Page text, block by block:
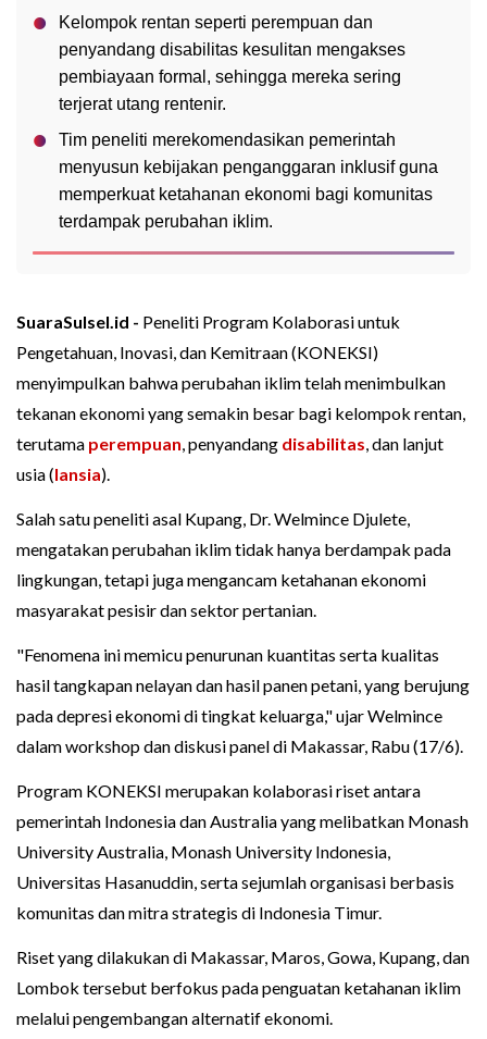
Kelompok rentan seperti perempuan dan
penyandang disabilitas kesulitan mengakses
pembiayaan formal, sehingga mereka sering
terjerat utang rentenir.
Tim peneliti merekomendasikan pemerintah
menyusun kebijakan penganggaran inklusif guna
memperkuat ketahanan ekonomi bagi komunitas
terdampak perubahan iklim.
SuaraSulsel.id - Peneliti Program Kolaborasi untuk
Pengetahuan, Inovasi, dan Kemitraan (KONEKSI)
menyimpulkan bahwa perubahan iklim telah menimbulkan
tekanan ekonomi yang semakin besar bagi kelompok rentan,
terutama perempuan , penyandang disabilitas , dan lanjut
usia (lansia).
Salah satu peneliti asal Kupang, Dr. Welmince Djulete,
mengatakan perubahan iklim tidak hanya berdampak pada
lingkungan, tetapi juga mengancam ketahanan ekonomi
masyarakat pesisir dan sektor pertanian.
"Fenomena ini memicu penurunan kuantitas serta kualitas
hasil tangkapan nelayan dan hasil panen petani, yang berujung
pada depresi ekonomi di tingkat keluarga," ujar Welmince
dalam workshop dan diskusi panel di Makassar, Rabu (17/6).
Program KONEKSI merupakan kolaborasi riset antara
pemerintah Indonesia dan Australia yang melibatkan Monash
University Australia, Monash University Indonesia,
Universitas Hasanuddin, serta sejumlah organisasi berbasis
komunitas dan mitra strategis di Indonesia Timur.
Riset yang dilakukan di Makassar, Maros, Gowa, Kupang, dan
Lombok tersebut berfokus pada penguatan ketahanan iklim
melalui pengembangan alternatif ekonomi.